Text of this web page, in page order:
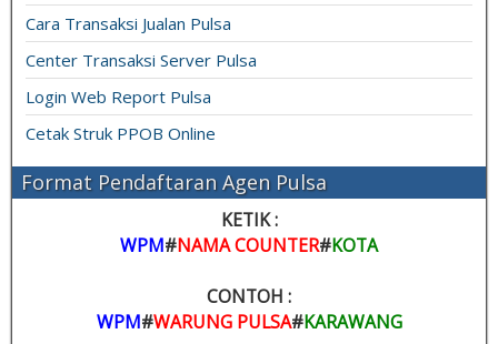
Cara Transaksi Jualan Pulsa
Center Transaksi Server Pulsa
Login Web Report Pulsa
Cetak Struk PPOB Online
Format Pendaftaran Agen Pulsa
KETIK :
WPM#NAMA COUNTER#KOTA
CONTOH :
WPM#WARUNG PULSA#KARAWANG